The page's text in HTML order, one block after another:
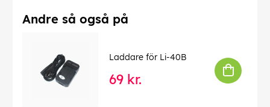
- 1 x biloplader og FM-sender BT76
- 1 x AUX-kabel
Denne tekst er automatisk oversat, og der kan
forekomme fejl.
Andre så også på
Laddare för Li-40B
69 kr.